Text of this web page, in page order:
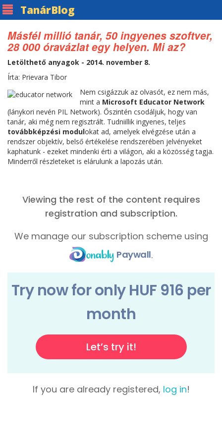
TanárBlog
Másfél millió tanár, 50 ingyenes szoftver,
28 000 óravázlat egy helyen. Mi az?
Letölthető anyagok - 2014. november 8.
Írta: Prievara Tibor
Nem csigázzuk az olvasót, ez nem más,
mint a Microsoft Educator Network
(lánykori nevén PIL Network). Őszintén csodáljuk, hogy van
tanár, aki még nem regisztrált. Tudniillik ingyenes, teljes
továbbképzési modulokat ad, amelyek elvégzése után a
rendszer objektív, belső értékelése rendszerében jelvényeket
kaphatunk - ezeket mindenki érti a világon, aki a közösség tagja.
Minderről részleteket is elárulunk a lapozás után.